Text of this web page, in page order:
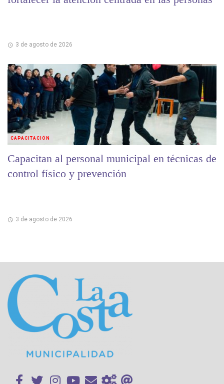
3 de agosto de 2026
Capacitan al personal municipal en técnicas de
control físico y prevención
3 de agosto de 2026
CAPACITACIÓN